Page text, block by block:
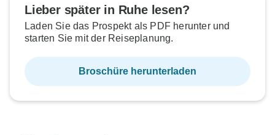
Lieber später in Ruhe lesen?
Laden Sie das Prospekt als PDF herunter und
starten Sie mit der Reiseplanung.
Broschüre herunterladen